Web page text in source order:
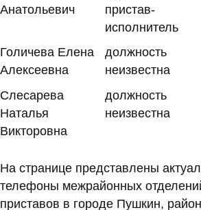
Анатольевич
пристав-
исполнитель
Голичева Елена
Алексеевна
должность
неизвестна
Слесарева
Наталья
Викторовна
должность
неизвестна
На странице представлены
телефоны межрайонных
приставов в городе Пушкин,